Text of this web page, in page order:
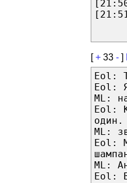
[+ 33 - ]
Eol:
Eol: Я
ML:
Eol:
один.
ML:
Eol:
ML:
Eol: В